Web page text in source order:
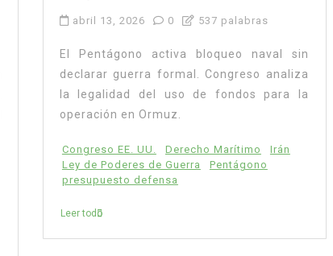
abril 13, 2026 0 537 palabras
El Pentágono activa bloqueo naval sin
declarar guerra formal. Congreso analiza
la legalidad del uso de fondos para la
operación en Ormuz.
Congreso EE. UU. Derecho Marítimo
Irán
Ley de Poderes de Guerra
Pentágono
presupuesto defensa
Leer todo